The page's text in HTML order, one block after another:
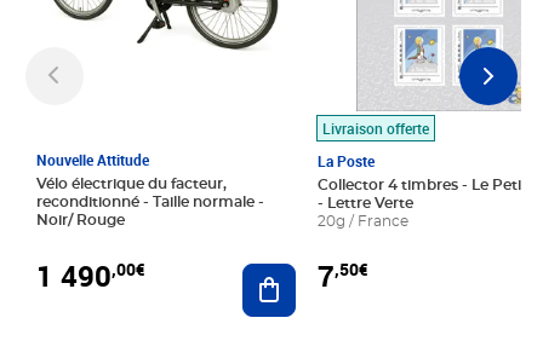
Nouvelle Attitude
Vélo électrique du facteur,
reconditionné - Taille normale -
Noir/ Rouge
1 490,00€ Ajouter au panier
Livraison offerte
La Poste
Collector 4 timbres - Le Petit
- Lettre Verte
20g / France
7,50€